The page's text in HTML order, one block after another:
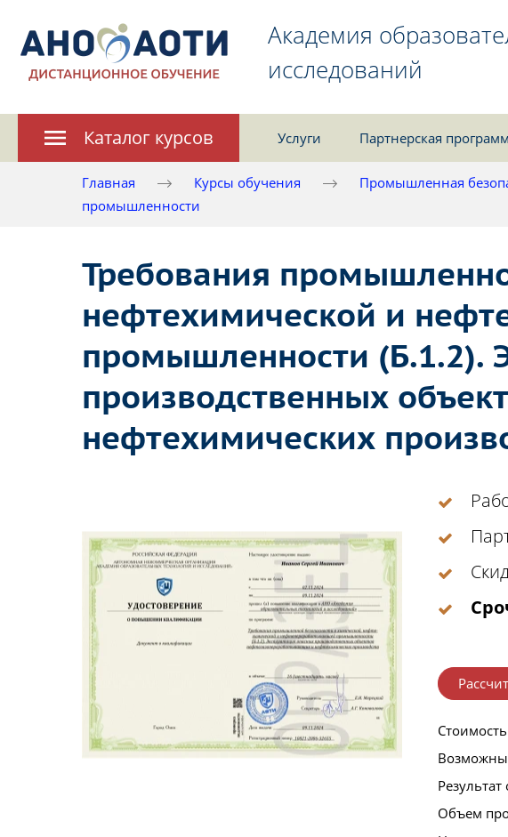
Академия
исследований
Каталог курсов Услуги Партнерская
Главная Курсы обучения Промышленная
промышленности
Требования
нефтехимической и
промышленности (Б.1.2).
производственных
нефтехимических
Возможны
Объем